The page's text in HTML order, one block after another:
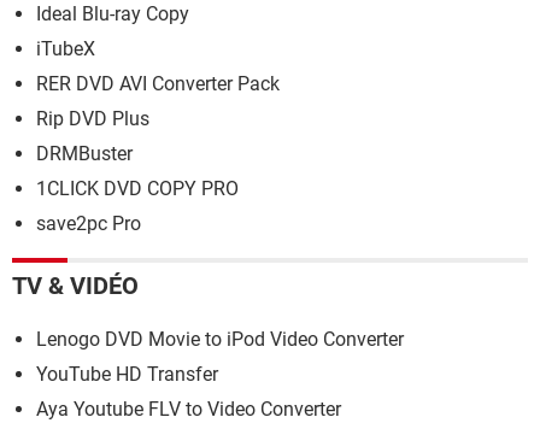
Ideal Blu-ray Copy
iTubeX
RER DVD AVI Converter Pack
Rip DVD Plus
DRMBuster
1CLICK DVD COPY PRO
save2pc Pro
TV & VIDÉO
Lenogo DVD Movie to iPod Video Converter
YouTube HD Transfer
Aya Youtube FLV to Video Converter